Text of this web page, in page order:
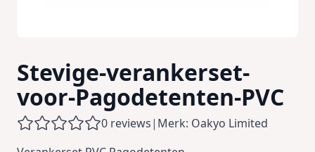
Stevige-verankerset-
voor-Pagodetenten-PVC
0 reviews| Merk: Oakyo Limited